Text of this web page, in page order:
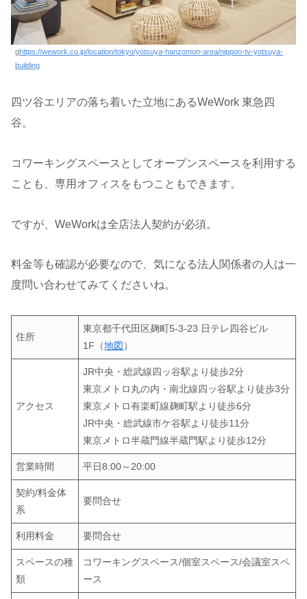
ghttps://wework.co.jp/location/tokyo/yotsuya-hanzomon-area/nippon-tv-yotsuya-
building
四ツ谷エリアの落ち着いた立地にあるWeWork 東急四
谷。
コワーキングスペースとしてオープンスペースを利用する
ことも、専用オフィスをもつこともできます。
ですが、WeWorkは全店法人契約が必須。
料金等も確認が必要なので、気になる法人関係者の人は一
度問い合わせてみてくださいね。
住所
東京都千代田区麹町5-3-23 日テレ四谷ビル
1F（地図 ）
アクセス
JR中央・総武線四ッ谷駅より徒歩2分
東京メトロ丸の内・南北線四ッ谷駅より徒歩3分
東京メトロ有楽町線麹町駅より徒歩6分
JR中央・総武線市ケ谷駅より徒歩11分
東京メトロ半蔵門線半蔵門駅より徒歩12分
営業時間 平日8:00～20:00
契約/料金体
系
要問合せ
利用料金 要問合せ
スペースの種
類
コワーキングスペース/個室スペース/会議室スペ
ース